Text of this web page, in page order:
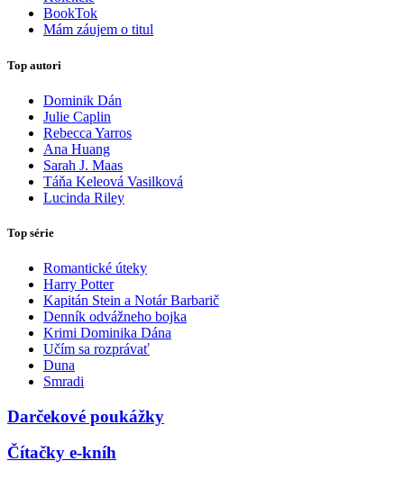
BookTok
Mám záujem o titul
Top autori
Dominik Dán
Julie Caplin
Rebecca Yarros
Ana Huang
Sarah J. Maas
Táňa Keleová Vasilková
Lucinda Riley
Top série
Romantické úteky
Harry Potter
Kapitán Stein a Notár Barbarič
Denník odvážneho bojka
Krimi Dominika Dána
Učím sa rozprávať
Duna
Smradi
Darčekové poukážky
Čítačky e-kníh